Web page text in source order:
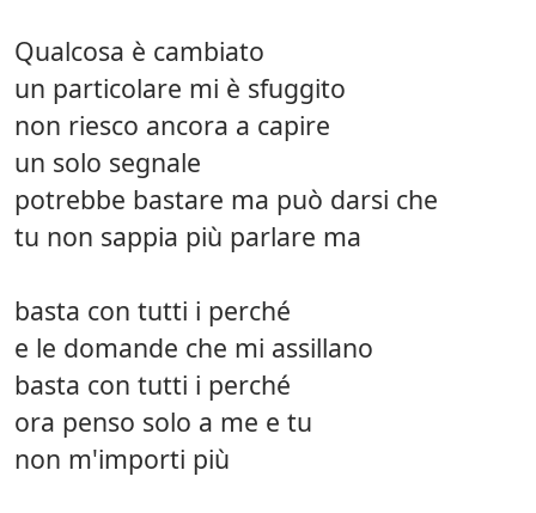
Qualcosa è cambiato
un particolare mi è sfuggito
non riesco ancora a capire
un solo segnale
potrebbe bastare ma può darsi che
tu non sappia più parlare ma
basta con tutti i perché
e le domande che mi assillano
basta con tutti i perché
ora penso solo a me e tu
non m'importi più